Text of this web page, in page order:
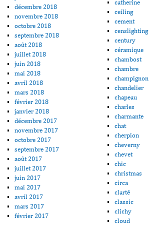
décembre 2018
novembre 2018
octobre 2018
septembre 2018
août 2018
juillet 2018
juin 2018
mai 2018
avril 2018
mars 2018
février 2018
janvier 2018
décembre 2017
novembre 2017
octobre 2017
septembre 2017
août 2017
juillet 2017
juin 2017
mai 2017
avril 2017
mars 2017
février 2017
catherine
ceiling
cement
censlighting
century
céramique
chambost
chambre
champignon
chandelier
chapeau
charles
charmante
chat
cherpion
cheverny
chevet
chic
christmas
circa
clarté
classic
clichy
cloud